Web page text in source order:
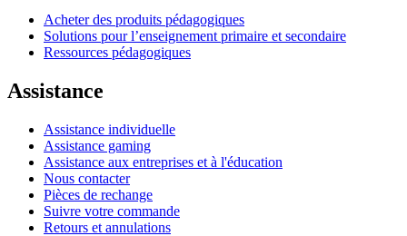
Acheter des produits pédagogiques
Solutions pour l’enseignement primaire et secondaire
Ressources pédagogiques
Assistance
Assistance individuelle
Assistance gaming
Assistance aux entreprises et à l'éducation
Nous contacter
Pièces de rechange
Suivre votre commande
Retours et annulations